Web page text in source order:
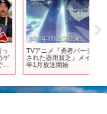
メ『勇者パーティを追い出
用貧乏』メインPV｜2026
送開始